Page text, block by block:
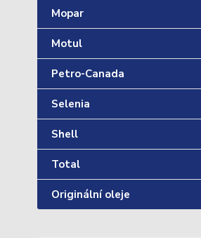
Mopar
Motul
Petro-Canada
Selenia
Shell
Total
Originální oleje